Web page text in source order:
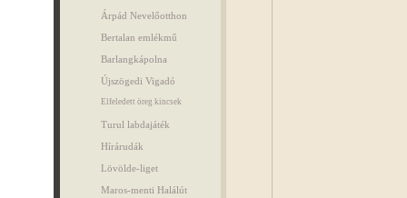
Árpád Nevelőotthon
Bertalan emlékmű
Barlangkápolna
Újszögedi Vigadó
Elfeledett öreg kincsek
Turul labdajáték
Hírárudák
Lövölde-liget
Maros-menti Halálút